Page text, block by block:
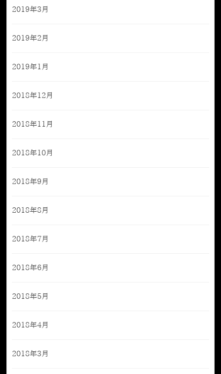
2019年3月
2019年2月
2019年1月
2018年12月
2018年11月
2018年10月
2018年9月
2018年8月
2018年7月
2018年6月
2018年5月
2018年4月
2018年3月